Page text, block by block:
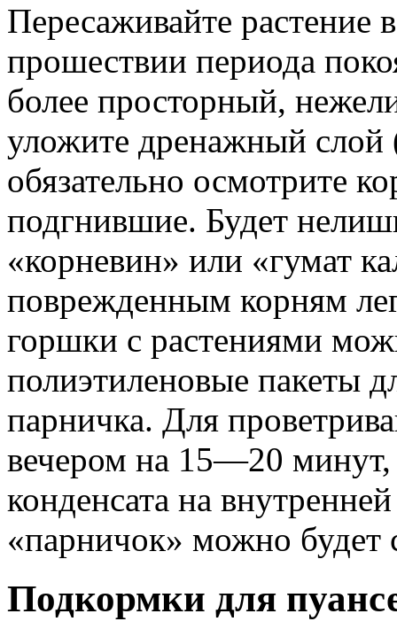
Пересаживайте
прошествии периода
более просторный,
уложите дренажный слой
обязательно осмотрите
подгнившие. Будет
«корневин» или «гумат
поврежденным корням
горшки с растениями
полиэтиленовые пакеты
парничка. Для
вечером на 15—20 минут,
конденсата на
«парничок» можно будет
Подкормки для